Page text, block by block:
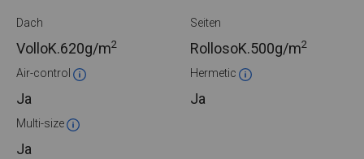
Dach
VolloK.620g/m2
Seiten
RollosoK.500g/m2
Air-control
Ja
Hermetic
Ja
Multi-size
Ja